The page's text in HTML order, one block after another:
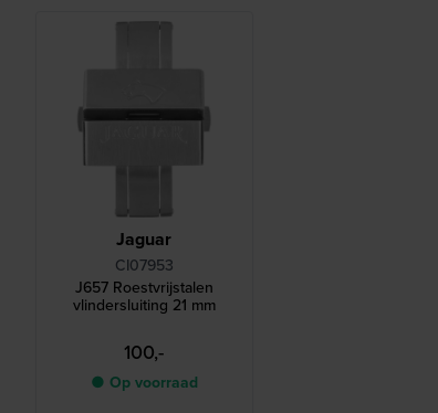
Jaguar
CI07953
J657 Roestvrijstalen
vlindersluiting 21 mm
100,-
● Op voorraad